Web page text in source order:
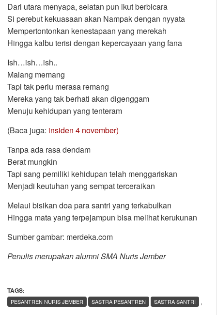
Dari utara menyapa, selatan pun ikut berbicara
Si perebut kekuasaan akan Nampak dengan nyyata
Mempertontonkan kenestapaan yang merekah
Hingga kalbu terisi dengan kepercayaan yang fana
Ish…ish…ish..
Malang memang
Tapi tak perlu merasa remang
Mereka yang tak berhati akan digenggam
Menuju kehidupan yang tenteram
(Baca juga: insiden 4 november)
Tanpa ada rasa dendam
Berat mungkin
Tapi sang pemiliki kehidupan telah menggariskan
Menjadi keutuhan yang sempat terceraikan
Melaui bisikan doa para santri yang terkabulkan
Hingga mata yang terpejampun bisa melihat kerukunan
Sumber gambar: merdeka.com
Penulis merupakan alumni SMA Nuris Jember
TAGS:
,
PESANTREN NURIS JEMBER SASTRA PESANTREN SASTRA SANTRI